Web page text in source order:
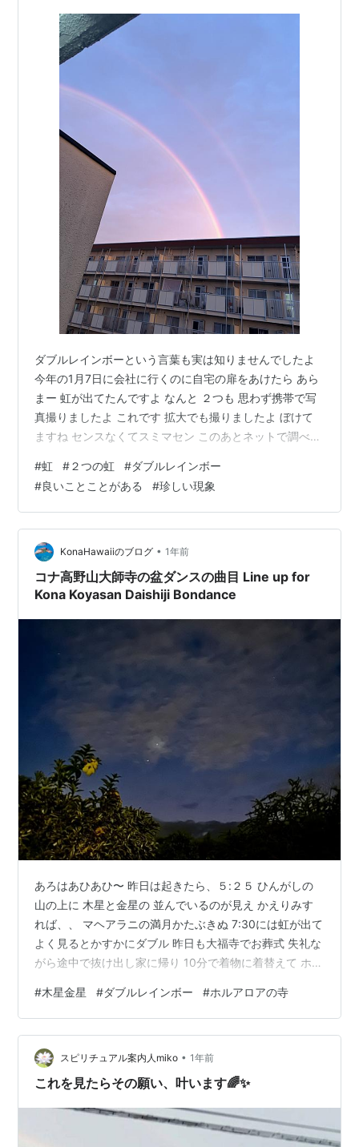
ダブルレインボーという言葉も実は知りませんでしたよ
今年の1月7日に会社に行くのに自宅の扉をあけたら あら
まー 虹が出てたんですよ なんと ２つも 思わず携帯で写
真撮りましたよ これです 拡大でも撮りましたよ ぼけて
ますね センスなくてスミマセン このあとネットで調べる
AIサンによると 「ダブルレインボー」は、ひとつの虹の
外側にもうひとつの虹が並んで見える現象です。外側に
できる虹は「副虹（ふくこう）」と呼ばれ、内側の「主
虹（しゅこう）」よりも色の並びが逆になっています。
🌈 主虹：赤が外側、紫が内側🌈 副虹：紫が外側、赤が内
側 これは、太…
#虹 #２つの虹 #ダブルレインボー
#良いことことがある #珍しい現象
KonaHawaiiのブログ • 1年前
コナ高野山大師寺の盆ダンスの曲目 Line up for
Kona Koyasan Daishiji Bondance
あろはあひあひ〜 昨日は起きたら、５:２５ ひんがしの
山の上に 木星と金星の 並んでいるのが見え かえりみす
れば、、 マヘアラニの満月かたぶきぬ 7:30には虹が出て
よく見るとかすかにダブル 昨日も大福寺でお葬式 失礼な
がら途中で抜け出し家に帰り 10分で着物に着替えて ホル
お寺 まず、お盆の護摩に水や野菜入りのお米の お供えを
ふりかけてご挨拶 ホールの無いお寺なので 雨が降ったら
踊る場所がなくなるし 夕方は雨が多いコナのマウカ（山
側） でも、テルテル坊主さんが重責をはたしてくれて 雨
粒2,3滴を感じただけ 提灯はUCCコーヒーからの寄付で…
#木星金星 #ダブルレインボー #ホルアロアの寺
スピリチュアル案内人miko • 1年前
これを見たらその願い、叶います🌈✨